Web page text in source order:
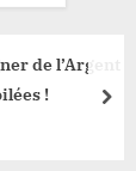
de l’Argent
!